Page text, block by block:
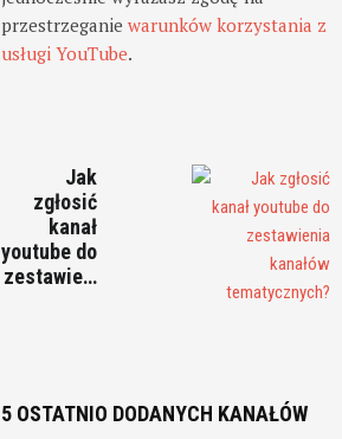
przestrzeganiewarunków korzystania z
usługi YouTube.
Jak
zgłosić
kanał
youtube do
zestawie…
5 OSTATNIO DODANYCH KANAŁÓW